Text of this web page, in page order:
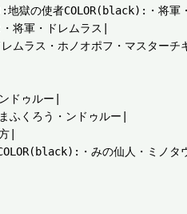
地獄の使者COLOR(black):・将軍
将軍・ドレムラス|
ムラス・ホノオポフ・マスターチ
ドゥルー|
ふくろう・ンドゥルー|
|
・みの仙人・ミノタ